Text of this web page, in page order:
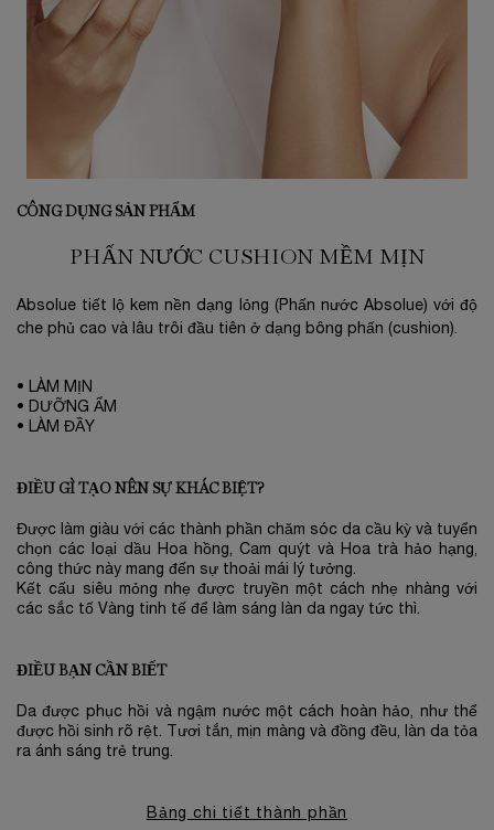
CÔNG DỤNG SẢN PHẨM
PHẤN NƯỚC CUSHION MỀM MỊN
Absolue tiết lộ kem nền dạng lỏng (Phấn nước Absolue) với độ
che phủ cao và lâu trôi đầu tiên ở dạng bông phấn (cushion).
• LÀM MỊN
• DƯỠNG ẨM
• LÀM ĐẦY
ĐIỀU GÌ TẠO NÊN SỰ KHÁC BIỆT?
Được làm giàu với các thành phần chăm sóc da cầu kỳ và tuyển
chọn các loại dầu Hoa hồng, Cam quýt và Hoa trà hảo hạng,
công thức này mang đến sự thoải mái lý tưởng.
Kết cấu siêu mỏng nhẹ được truyền một cách nhẹ nhàng với
các sắc tố Vàng tinh tế để làm sáng làn da ngay tức thì.
ĐIỀU BẠN CẦN BIẾT
Da được phục hồi và ngậm nước một cách hoàn hảo, như thể
được hồi sinh rõ rệt. Tươi tắn, mịn màng và đồng đều, làn da tỏa
ra ánh sáng trẻ trung.
Bảng chi tiết thành phần